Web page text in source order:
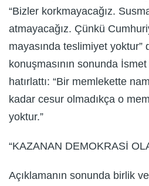
“Bizler korkmayacağız.
atmayacağız. Çünkü
mayasında teslimiyet yoktur”
konuşmasının sonunda
hatırlattı: “Bir memlekette
kadar cesur olmadıkça o
yoktur.”
“KAZANAN DEMOKRASİ
Açıklamanın sonunda birlik